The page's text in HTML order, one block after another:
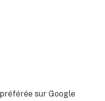
sur Google